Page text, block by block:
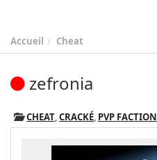
Accueil Cheat
zefronia
CHEAT,CRACKÉ, PVP FACTION